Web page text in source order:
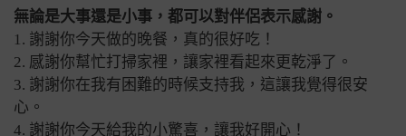
無論是大事還是小事，都可以對伴侶表示感謝。
1. 謝謝你今天做的晚餐，真的很好吃！
2. 感謝你幫忙打掃家裡，讓家裡看起來更乾淨了。
3. 謝謝你在我有困難的時候支持我，這讓我覺得很安
心。
4. 謝謝你今天給我的小驚喜，讓我好開心！